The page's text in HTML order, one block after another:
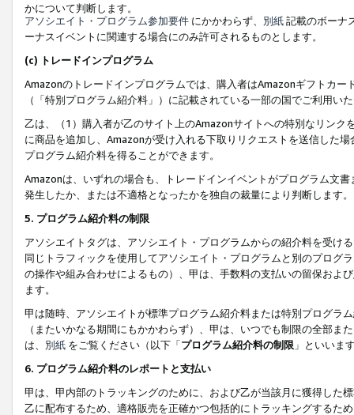
かについて判断します。
アソシエイト・プログラム参加要件 にかかわらず、 別紙記載のボーナ
ーナスイベントに関連する場合にのみ許可されるものとします。
(c) トレードインプログラム
Amazonのトレードインプログラムでは、購入者はAmazonギフトカ
（「特別プログラム紹介料」）に記載されている一部の国でご利用い
乙は、（1）購入者が乙のサイト上のAmazonサイトへの特別なリン
に商品を追加し、Amazonが受け入れる下取りリクエストを送信した
プログラム紹介料を得ることができます。
Amazonは、いずれの場合も、トレードインイベントがプログラム文
発生したか、または不適格となったかを独自の裁量により判断します。
5. プログラム紹介料の制限
アソシエイトタグは、アソシエイト・プログラムからの紹介料を受け
同じトラフィックを使用してアソシエイト・プログラムと別のプログ
の操作や組み合わせによるもの）、甲は、手数料の支払いの留保およ
ます。
甲は随時、アソシエイトが標準プログラム紹介料または特別プログラ
（またいかなる期間にもかかわらず）、甲は、いつでも制限の全部
は、 別紙 をご覧ください（以下「プログラム紹介料の制限 」といいま
6. プログラム紹介料のレポートと支払い
甲は、甲内部のトラッキングのために、および乙が当該月に獲得した
乙に配布するため、適格販売を正確かつ包括的にトラッキングするた